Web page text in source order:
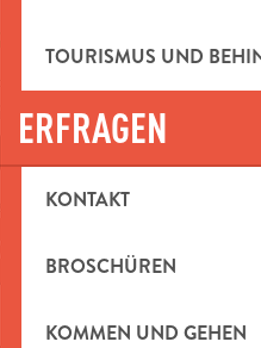
TOURISMUS UND
ERFRAGEN
KONTAKT
BROSCHÜREN
KOMMEN UND GEHEN
ansehen
Stunden
Parkplatz
90
SIE UNS